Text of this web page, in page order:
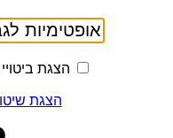
הצגת
הצגת